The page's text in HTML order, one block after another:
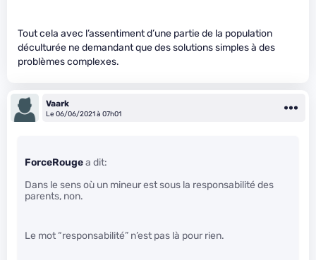
Tout cela avec l’assentiment d’une partie de la population
déculturée ne demandant que des solutions simples à des
problèmes complexes.
Vaark
Le 06/06/2021 à 07h01
ForceRougea dit:
Dans le sens où un mineur est sous la responsabilité des
parents, non.
Le mot “responsabilité” n’est pas là pour rien.